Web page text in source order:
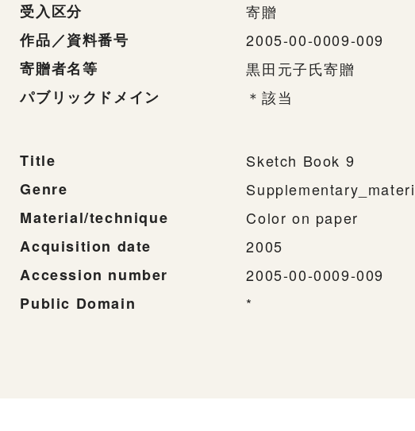
受入区分
寄贈
作品／資料番号
2005-00-0009-009
寄贈者名等
黒田元子氏寄贈
パブリックドメイン
＊該当
Title
Sketch Book 9
Genre
Material/technique
Color on paper
Acquisition date
2005
Accession number
2005-00-0009-009
Public Domain
*